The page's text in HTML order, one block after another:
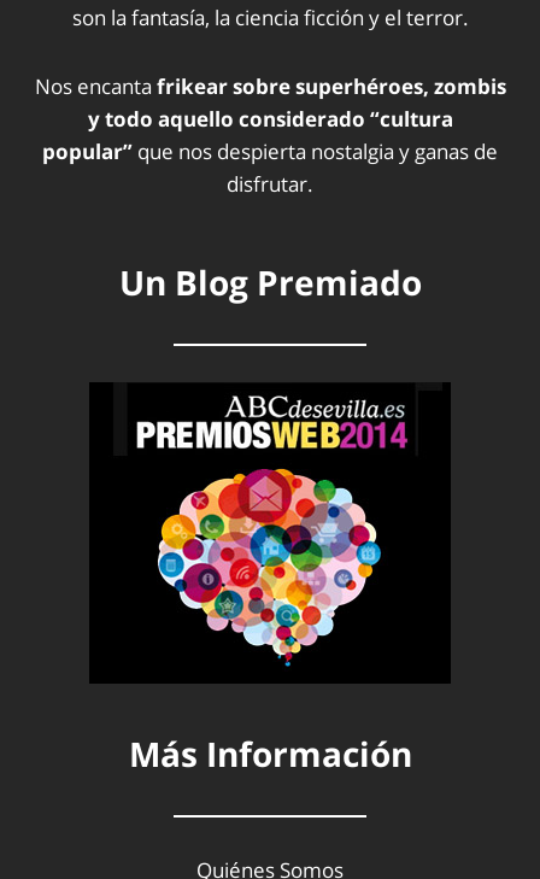
son la fantasía, la ciencia ficción y el terror.
Nos encanta frikear sobre superhéroes, zombis
y todo aquello considerado “cultura
popular” que nos despierta nostalgia y ganas de
disfrutar.
Un Blog Premiado
Más Información
Quiénes Somos